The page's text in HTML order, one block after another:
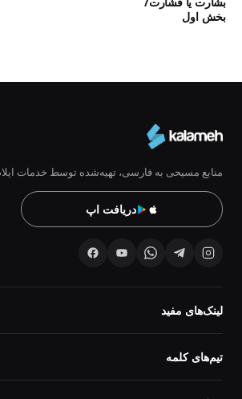
بخش اول
منابع مسیحی به فارسی، تهیه‌شده توسط خدمات
دریافت اپ
لینک‌های مفید
تیم‌های کلمه